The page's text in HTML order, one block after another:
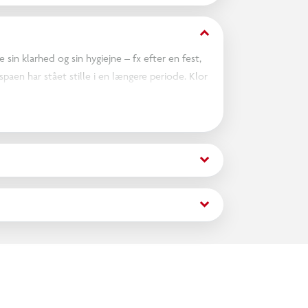
keyboard_arrow_down
klarhed og sin hygiejne – fx efter en fest,
har stået stille i en længere periode. Klor
uklarheder i vandet.
keyboard_arrow_down
keyboard_arrow_down